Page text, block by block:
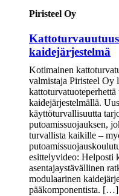
Piristeel Oy
kaidejärjestelmä
Kotimainen
valmistaja Piristeel Oy
kaidejärjestelmällä.
käyttöturvallisuutta
putoamissuojauksen,
turvallista kaikille –
esittelyvideo: Helposti
asentajaystävällinen
modulaarinen
pääkomponentista. […]